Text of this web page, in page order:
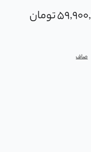
تومان
صاف